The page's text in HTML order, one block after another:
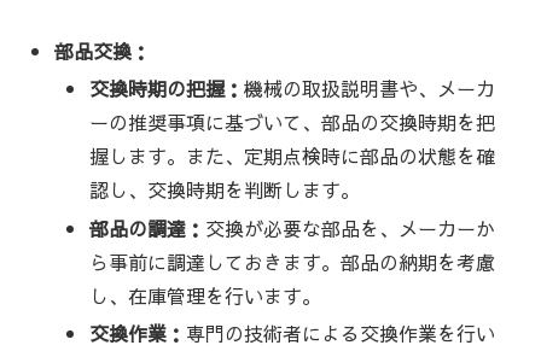
部品交換：
交換時期の把握：機械の取扱説明書や、メーカ
ーの推奨事項に基づいて、部品の交換時期を把
握します。また、定期点検時に部品の状態を確
認し、交換時期を判断します。
部品の調達： 交換が必要な部品を、メーカーか
ら事前に調達しておきます。部品の納期を考慮
し、在庫管理を行います。
交換作業： 専門の技術者による交換作業を行い